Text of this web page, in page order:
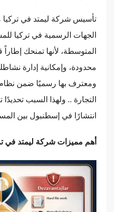
تأسيس شركة ليمتد في تركيا
الجهات الرسمية في تركيا
المتوسطة، لأنها تمنحك
محدودة، وإمكانية إدارة
ومعترف بها رسميًا ضمن
التجارة .. ولهذا السبب تحديدًا
انتشارًا في إسطنبول بين
أهم مميزات شركة ليمتد في